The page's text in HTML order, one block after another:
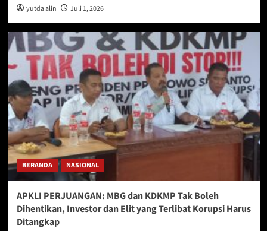
yutda alin Juli 1, 2026
BERANDA NASIONAL
APKLI PERJUANGAN: MBG dan KDKMP Tak Boleh
Dihentikan, Investor dan Elit yang Terlibat Korupsi Harus
Ditangkap